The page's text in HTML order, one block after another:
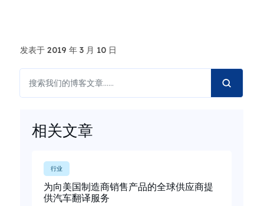
发表于 2019 年 3 月 10 日
相关文章
行业
为向美国制造商销售产品的全球供应商提
供汽车翻译服务